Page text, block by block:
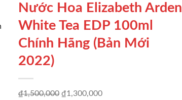
Nước Hoa Elizabeth Arden
White Tea EDP 100ml
Chính Hãng (Bản Mới
2022)
₫1,500,000 Giá
₫1,300,000Giá